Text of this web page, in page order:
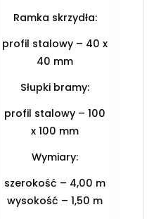
Ramka skrzydła:
profil stalowy – 40 x
40 mm
Słupki bramy:
profil stalowy – 100
x 100 mm
Wymiary:
szerokość – 4,00 m
wysokość – 1,50 m